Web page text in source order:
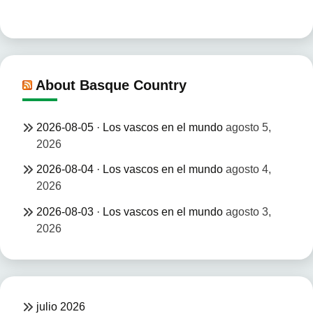
About Basque Country
2026-08-05 · Los vascos en el mundo agosto 5,
2026
2026-08-04 · Los vascos en el mundo agosto 4,
2026
2026-08-03 · Los vascos en el mundo agosto 3,
2026
julio 2026